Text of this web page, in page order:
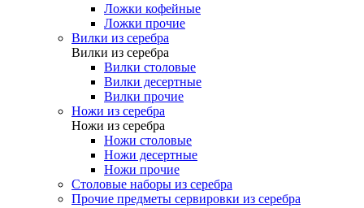
Ложки кофейные
Ложки прочие
Вилки из серебра
Вилки из серебра
Вилки столовые
Вилки десертные
Вилки прочие
Ножи из серебра
Ножи из серебра
Ножи столовые
Ножи десертные
Ножи прочие
Столовые наборы из серебра
Прочие предметы сервировки из серебра